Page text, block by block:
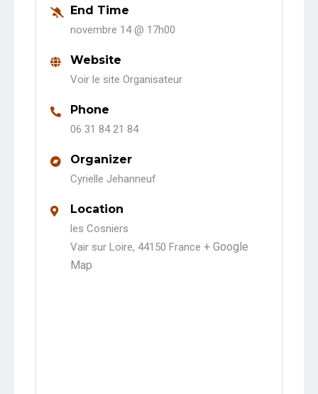
End Time
novembre 14 @ 17h00
Website
Voir le site Organisateur
Phone
06 31 84 21 84
Organizer
Cyrielle Jehanneuf
Location
les Cosniers
Vair sur Loire, 44150 France + Google
Map